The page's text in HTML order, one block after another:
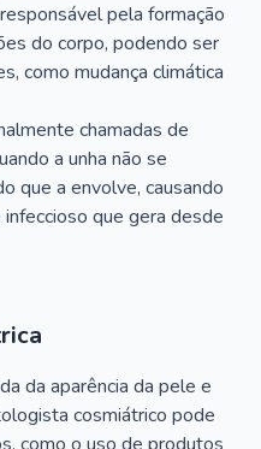
pela formação
do corpo, podendo ser
como mudança climática
chamadas de
a unha não se
que a envolve, causando
que gera desde
da aparência da pele e
cosmiátrico pode